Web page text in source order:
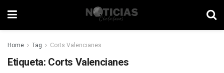
Home Tag Corts Valencianes
Etiqueta: Corts Valencianes